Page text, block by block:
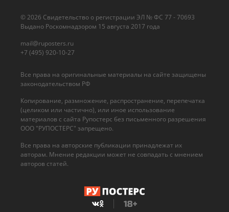
Все права на оригинальные материалы на сайте защищены
законодательством РФ
Копирование, размножение, распространение, перепечатка
(целиком или частично), или иное использование
материалов с сайта Рупостерс без письменного разрешения
ООО "РУПОСТЕРС" запрещено.
Все права на авторские публикации принадлежат их
авторам. Мнение редакции может не совпадать с мнением
авторов статей.
© 2026 Cвидетельство о регистрации ЭЛ № ФС 77 - 70693
Выдано Роскомнадзором 15 августа 2017 года
mail@ruposters.ru
+7 (495) 920-10-27